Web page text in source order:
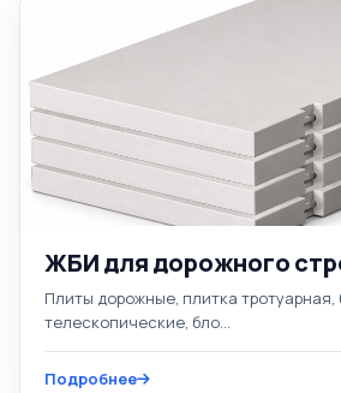
ЖБИ для дорожного
Плиты дорожные, плитка тротуарная,
телескопические, бло...
Подробнее